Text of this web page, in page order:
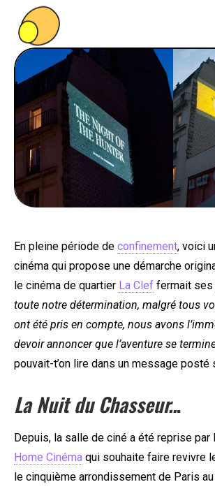
BONS PLANS
SOUTENEZ
En pleine période de confinement, voici
cinéma qui propose une démarche
le cinéma de quartier La Clef fermait ses
toute notre détermination, malgré tous
ont été pris en compte, nous avons
devoir annoncer que l’aventure se
pouvait-t’on lire dans un message posté
La Nuit du Chasseur...
Depuis, la salle de ciné a été reprise par
Home Cinéma qui souhaite faire revivre
le cinquième arrondissement de Paris au